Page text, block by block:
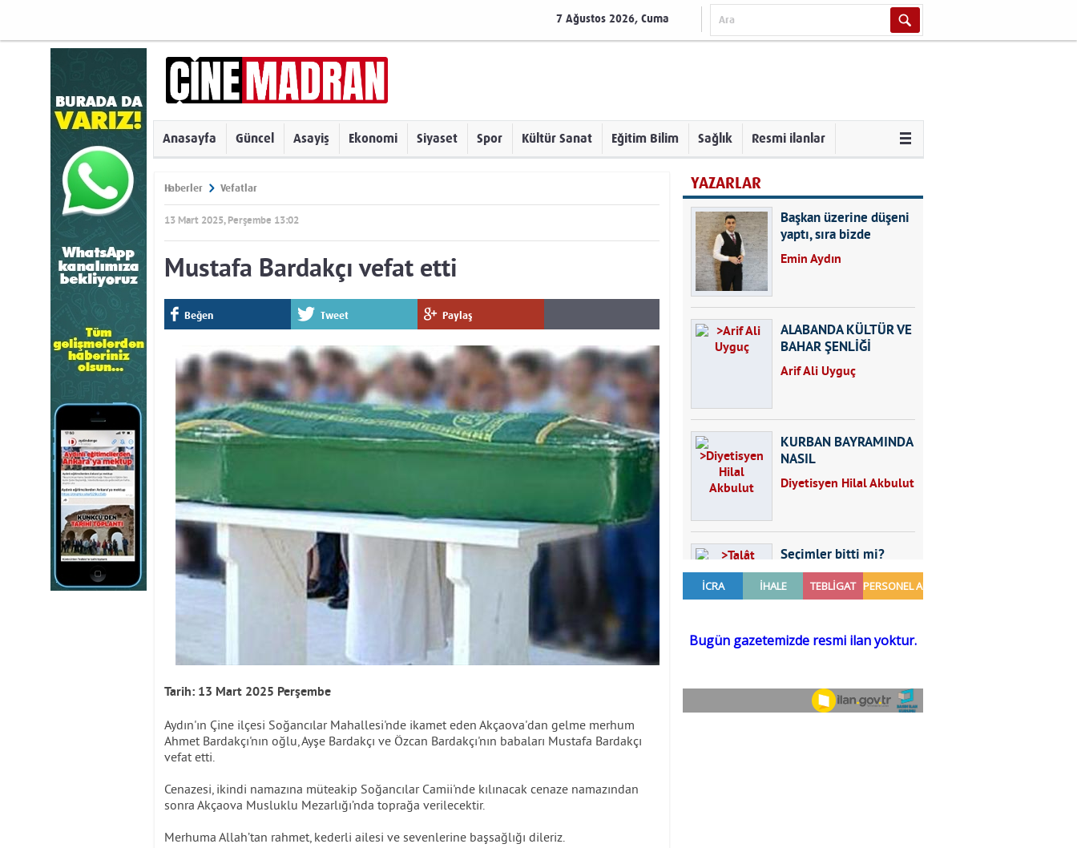
7 Ağustos 2026, Cuma
Anasayfa Güncel Asayiş Ekonomi Siyaset Spor Kültür Sanat Eğitim Bilim Sağlık Resmi ilanlar
Haberler Vefatlar
13 Mart 2025, Perşembe 13:02
Mustafa Bardakçı vefat etti
Beğen Tweet Paylaş
Tarih: 13 Mart 2025 Perşembe
Aydın'ın Çine ilçesi Soğancılar Mahallesi'nde ikamet eden Akçaova'dan gelme merhum
Ahmet Bardakçı'nın oğlu, Ayşe Bardakçı ve Özcan Bardakçı'nın babaları Mustafa Bardakçı
vefat etti.
Cenazesi, ikindi namazına müteakip Soğancılar Camii'nde kılınacak cenaze namazından
sonra Akçaova Musluklu Mezarlığı’nda toprağa verilecektir.
Merhuma Allah’tan rahmet, kederli ailesi ve sevenlerine başsağlığı dileriz.
YAZARLAR
Başkan üzerine düşeni
yaptı, sıra bizde
Emin Aydın
ALABANDA KÜLTÜR VE
BAHAR ŞENLİĞİ
Arif Ali Uyguç
KURBAN BAYRAMINDA
NASIL
BESLENMELİYİZ?
Diyetisyen Hilal Akbulut
Seçimler bitti mi?
Talât Yörük
Sezgin MADRAN